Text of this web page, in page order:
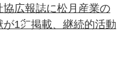
協広報誌に松月産業の
が1㌻掲載、継続的活動